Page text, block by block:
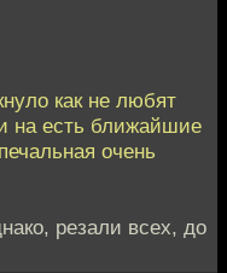
как не любят
на есть ближайшие
очень
резали всех, до